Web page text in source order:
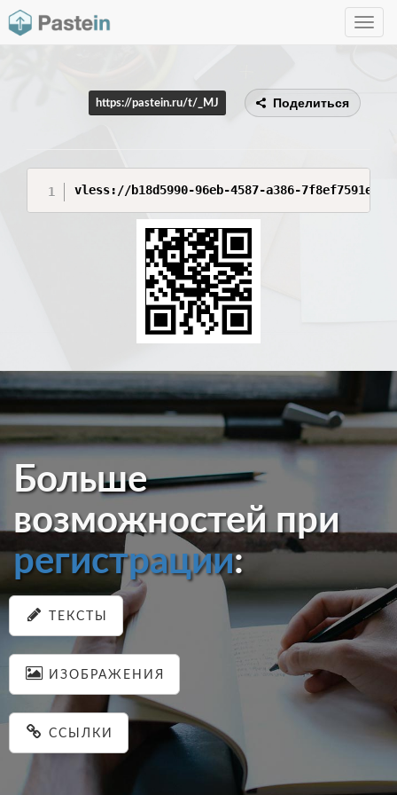
Toggle
https://pastein.ru/t/_MJ Поделиться
vless://b18d5990-96eb-4587-a386-
Больше
возможностей при
регистрации:
ТЕКСТЫ
ИЗОБРАЖЕНИЯ
ССЫЛКИ